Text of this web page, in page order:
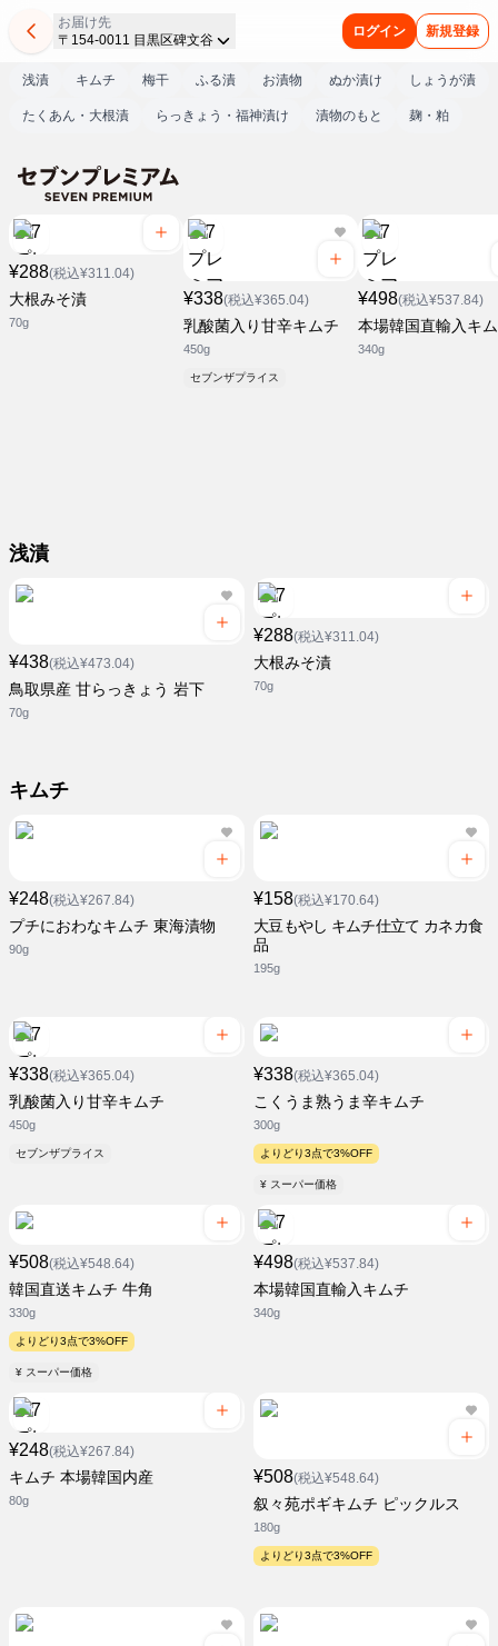
お届け先
〒154-0011 目黒区碑文谷
ログイン 新規登録
浅漬 キムチ 梅干 ふる漬 お漬物 ぬか漬け しょうが漬
たくあん・大根漬 らっきょう・福神漬け 漬物のもと 麹・粕
¥288(税込¥311.04)
大根みそ漬
70g
¥338(税込¥365.04)
乳酸菌入り甘辛キムチ
450g
セブンザプライス
¥498(税込¥537.84)
本場韓国直輸入キ
340g
浅漬
¥438(税込¥473.04)
鳥取県産 甘らっきょう 岩下
70g
¥288(税込¥311.04)
大根みそ漬
70g
キムチ
¥248(税込¥267.84)
プチにおわなキムチ 東海漬物
90g
¥158(税込¥170.64)
大豆もやし キムチ仕立て カネカ食
品
195g
¥338(税込¥365.04)
乳酸菌入り甘辛キムチ
450g
セブンザプライス
¥338(税込¥365.04)
こくうま熟うま辛キムチ
300g
よりどり3点で3%OFF
¥ スーパー価格
¥508(税込¥548.64)
韓国直送キムチ 牛角
330g
よりどり3点で3%OFF
¥ スーパー価格
¥498(税込¥537.84)
本場韓国直輸入キムチ
340g
¥248(税込¥267.84)
キムチ 本場韓国内産
80g
¥508(税込¥548.64)
叙々苑ポギキムチ ピックルス
180g
よりどり3点で3%OFF